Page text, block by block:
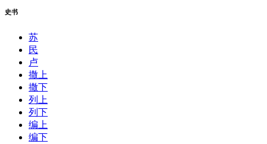
史书
苏
民
卢
撒上
撒下
列上
列下
编上
编下